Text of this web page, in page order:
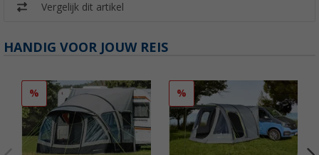
Vergelijk dit artikel
HANDIG VOOR JOUW REIS
% %